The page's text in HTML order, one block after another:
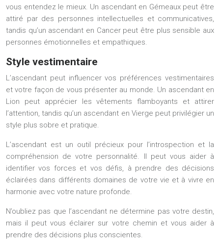
vous entendez le mieux. Un ascendant en Gémeaux peut être
attiré par des personnes intellectuelles et communicatives,
tandis qu’un ascendant en Cancer peut être plus sensible aux
personnes émotionnelles et empathiques.
Style vestimentaire
L’ascendant peut influencer vos préférences vestimentaires
et votre façon de vous présenter au monde. Un ascendant en
Lion peut apprécier les vêtements flamboyants et attirer
l’attention, tandis qu’un ascendant en Vierge peut privilégier un
style plus sobre et pratique.
L’ascendant est un outil précieux pour l’introspection et la
compréhension de votre personnalité. Il peut vous aider à
identifier vos forces et vos défis, à prendre des décisions
éclairées dans différents domaines de votre vie et à vivre en
harmonie avec votre nature profonde.
N’oubliez pas que l’ascendant ne détermine pas votre destin,
mais il peut vous éclairer sur votre chemin et vous aider à
prendre des décisions plus conscientes.